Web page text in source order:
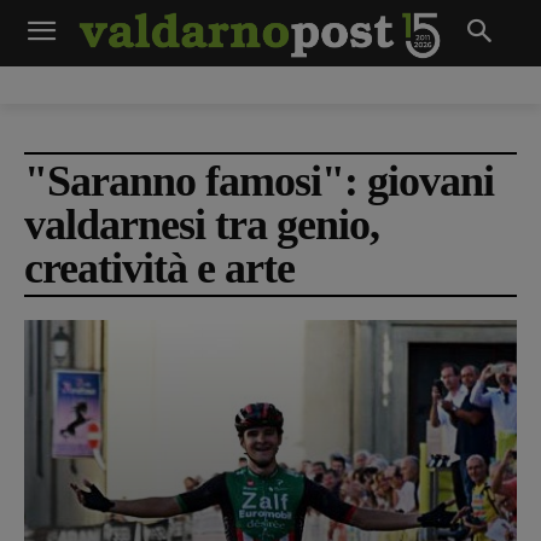
"Saranno famosi": giovani
valdarnesi tra genio,
creatività e arte